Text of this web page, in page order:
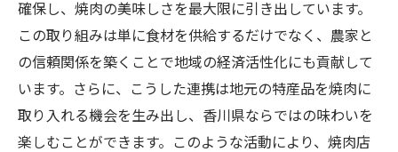
確保し、焼肉の美味しさを最大限に引き出しています。
この取り組みは単に食材を供給するだけでなく、農家と
の信頼関係を築くことで地域の経済活性化にも貢献して
います。さらに、こうした連携は地元の特産品を焼肉に
取り入れる機会を生み出し、香川県ならではの味わいを
楽しむことができます。このような活動により、焼肉店